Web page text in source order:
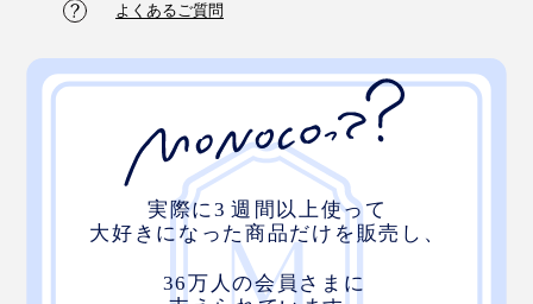
よくあるご質問